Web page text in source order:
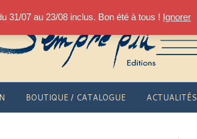
31/07 au 23/08 inclus. Bon été à tous ! Ignorer
BOUTIQUE / CATALOGUE ACTUALITÉS